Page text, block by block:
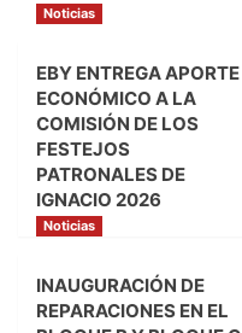
Noticias
EBY ENTREGA APORTE
ECONÓMICO A LA
COMISIÓN DE LOS
FESTEJOS
PATRONALES DE
IGNACIO 2026
Noticias
INAUGURACIÓN DE
REPARACIONES EN EL